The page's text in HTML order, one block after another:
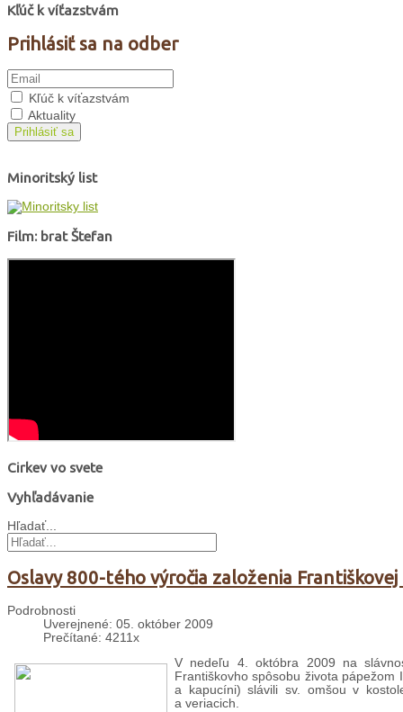
Kľúč k víťazstvám
Prihlásiť sa na odber
Kľúč k víťazstvám
Aktuality
Prihlásiť sa
Minoritský list
Film: brat Štefan
Cirkev vo svete
Vyhľadávanie
Hľadať...
Oslavy 800-tého výročia založenia Františkovej
Podrobnosti
Uverejnené: 05. október 2009
Prečítané: 4211x
V nedeľu 4. októbra 2009 na
Františkovho spôsobu života
a kapucíni) slávili sv. omšou v
a veriacich.